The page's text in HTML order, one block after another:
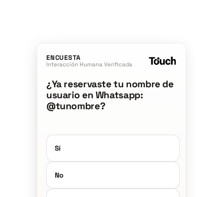
ENCUESTA
Interacción Humana Verificada
¿Ya reservaste tu nombre de
usuario en Whatsapp:
@tunombre?
Sí
No